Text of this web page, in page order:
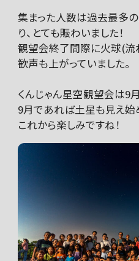
集まった人数は過去最多
り、とても賑わいました！
観望会終了間際に火球(流
歓声も上がっていました。
くんじゃん星空観望会は9
9月であれば土星も見え始
これから楽しみですね！